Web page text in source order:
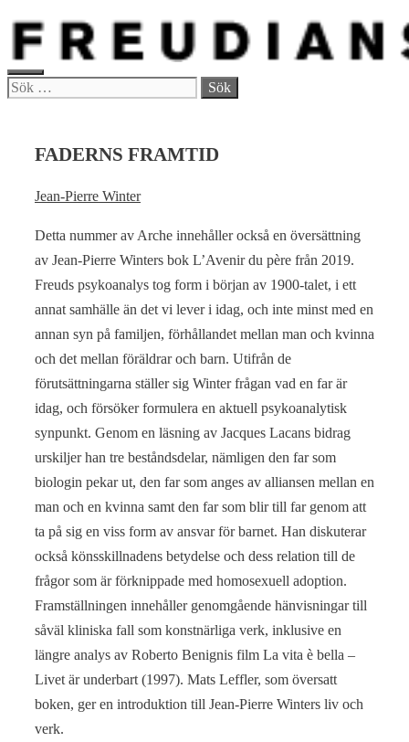
Hoppa
innehåll
MENY
Sök
FADERNS FRAMTID
Jean-Pierre Winter
Detta nummer av Arche innehåller också en översättning
av Jean-Pierre Winters bok L’Avenir du père från 2019.
Freuds psykoanalys tog form i början av 1900-talet, i ett
annat samhälle än det vi lever i idag, och inte minst med en
annan syn på familjen, förhållandet mellan man och kvinna
och det mellan föräldrar och barn. Utifrån de
förutsättningarna ställer sig Winter frågan vad en far är
idag, och försöker formulera en aktuell psykoanalytisk
synpunkt. Genom en läsning av Jacques Lacans bidrag
urskiljer han tre beståndsdelar, nämligen den far som
biologin pekar ut, den far som anges av alliansen mellan en
man och en kvinna samt den far som blir till far genom att
ta på sig en viss form av ansvar för barnet. Han diskuterar
också könsskillnadens betydelse och dess relation till de
frågor som är förknippade med homosexuell adoption.
Framställningen innehåller genomgående hänvisningar till
såväl kliniska fall som konstnärliga verk, inklusive en
längre analys av Roberto Benignis film La vita è bella –
Livet är underbart (1997). Mats Leffler, som översatt
boken, ger en introduktion till Jean-Pierre Winters liv och
verk.